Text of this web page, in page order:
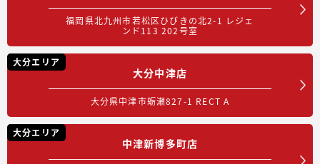
福岡県北九州市若松区ひびきの北2-1 レジェ
ンド113 202号室
大分エリア
大分中津店
大分県中津市蛎瀬827-1 RECT A
大分エリア
中津新博多町店